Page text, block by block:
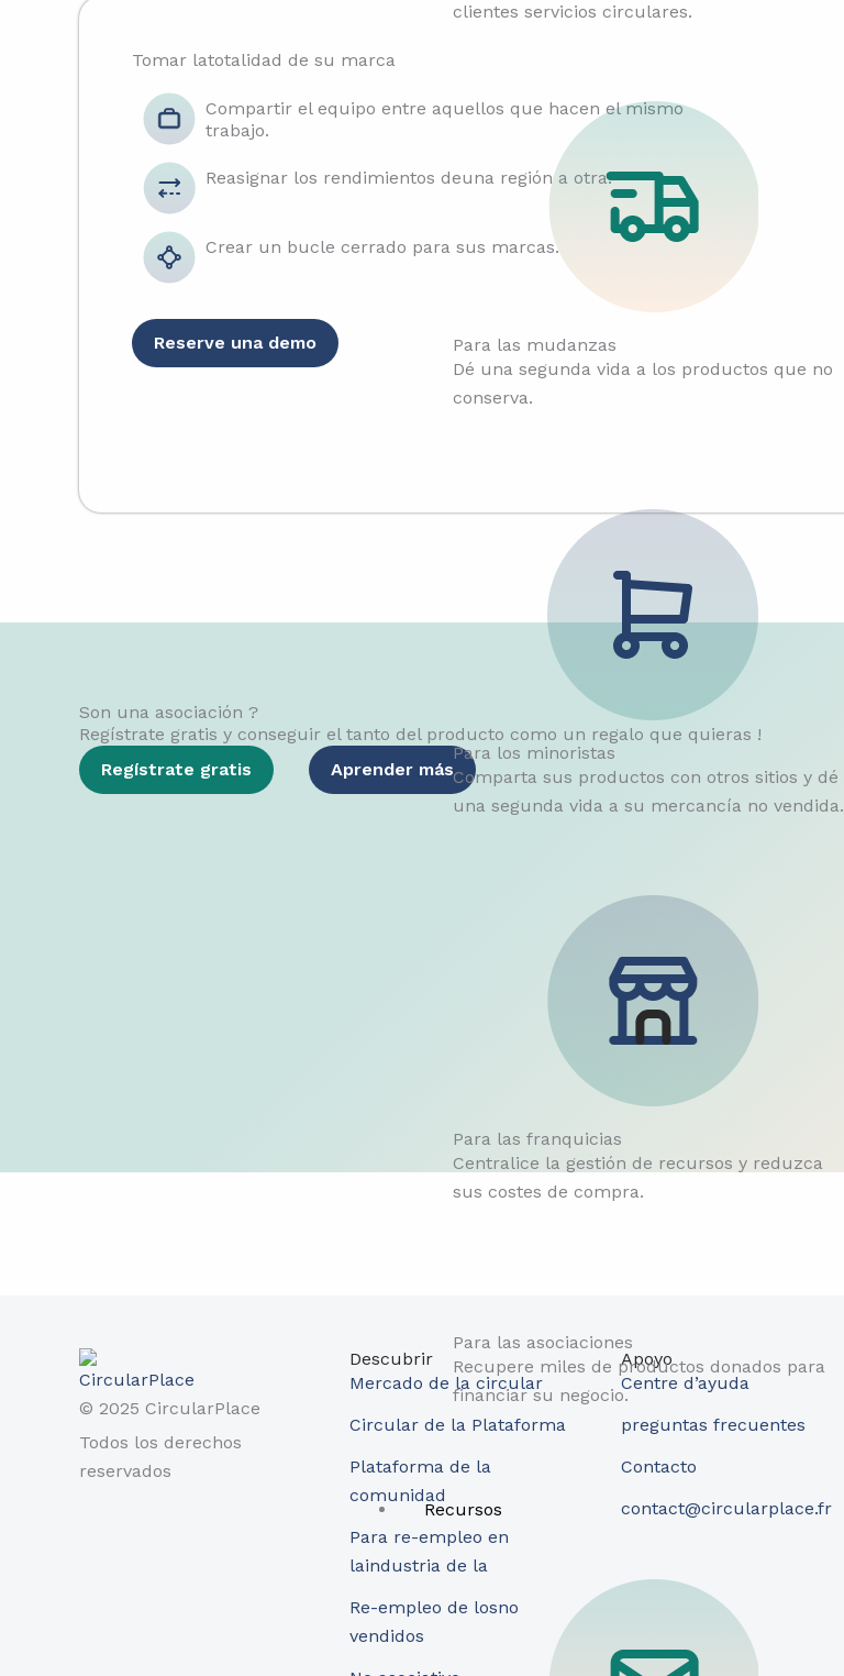
clientes servicios circulares.
Para las mudanzas
Dé una segunda vida a los productos que no
conserva.
Para los minoristas
Comparta sus productos con otros sitios y dé
una segunda vida a su mercancía no vendida.
Para las franquicias
Centralice la gestión de recursos y reduzca
sus costes de compra.
Para las asociaciones
Recupere miles de productos donados para
financiar su negocio.
Recursos
Tomar latotalidad de su marca
Compartir el equipo entre aquellos que hacen el mismo
trabajo.
Reasignar los rendimientos deuna región a otra.
Crear un bucle cerrado para sus marcas.
Reserve una demo
Son una asociación ?
Regístrate gratis y conseguir el tanto del producto como un regalo que quieras !
Regístrate gratis
Aprender más
© 2025 CircularPlace
Todos los derechos
reservados
Descubrir
Mercado de la circular
Circular de la Plataforma
Plataforma de la
comunidad
Para re-empleo en
laindustria de la
Re-empleo de losno
vendidos
Apoyo
Centre d’ayuda
preguntas frecuentes
Contacto
contact@circularplace.fr